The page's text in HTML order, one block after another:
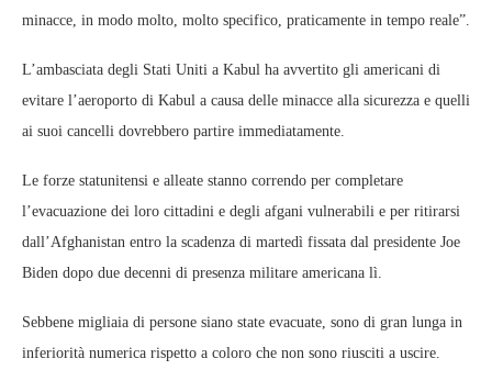
minacce, in modo molto, molto specifico, praticamente in tempo reale”.
L’ambasciata degli Stati Uniti a Kabul ha avvertito gli americani di
evitare l’aeroporto di Kabul a causa delle minacce alla sicurezza e quelli
ai suoi cancelli dovrebbero partire immediatamente.
Le forze statunitensi e alleate stanno correndo per completare
l’evacuazione dei loro cittadini e degli afgani vulnerabili e per ritirarsi
dall’Afghanistan entro la scadenza di martedì fissata dal presidente Joe
Biden dopo due decenni di presenza militare americana lì.
Sebbene migliaia di persone siano state evacuate, sono di gran lunga in
inferiorità numerica rispetto a coloro che non sono riusciti a uscire.